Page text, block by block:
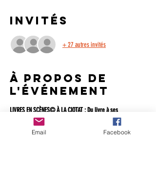
Invités
+ 27 autres invités
À propos de
l'événement
LIVRES EN SCÈNES© À LA CIOTAT : Du livre à ses
adaptations cinématographiques ou scéniques.
Email Facebook